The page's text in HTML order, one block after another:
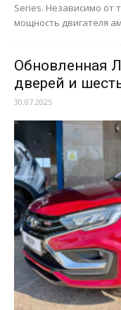
Series. Независимо от
мощность двигателя
Обновленная
дверей и
30.07.2025